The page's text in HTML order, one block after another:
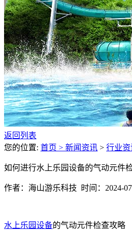
返回列表
您的位置: 首页 > 新闻资讯 > 行业资
如何进行水上乐园设备的气动元件检
作者：海山游乐科技 时间：2024-
水上乐园设备的气动元件检查攻略